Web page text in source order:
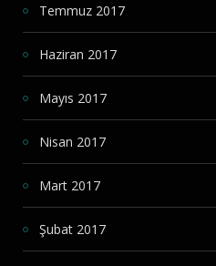
Temmuz 2017
Haziran 2017
Mayıs 2017
Nisan 2017
Mart 2017
Şubat 2017